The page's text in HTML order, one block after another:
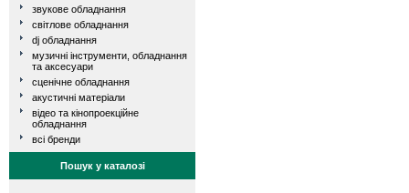
звукове обладнання
світлове обладнання
dj обладнання
музичні інструменти, обладнання
та аксесуари
сценічне обладнання
акустичні матеріали
відео та кінопроекційне
обладнання
всі бренди
Пошук у каталозі